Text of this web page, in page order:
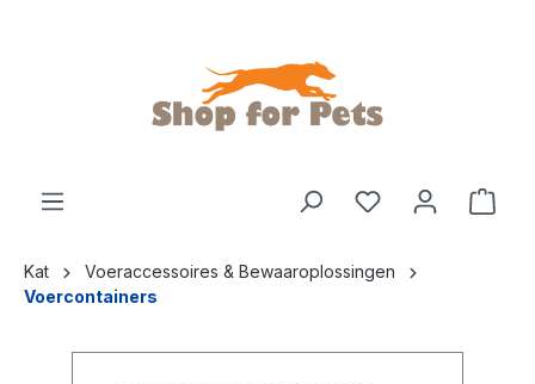
Kat
Voeraccessoires & Bewaaroplossingen
Voercontainers